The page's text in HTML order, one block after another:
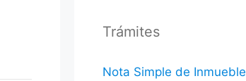
Trámites
Nota Simple de Inmueble